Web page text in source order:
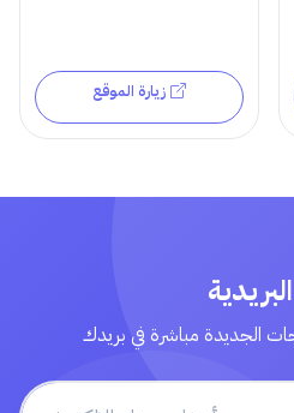
زيارة الموقع
الجديدة مباشرة في بريدك